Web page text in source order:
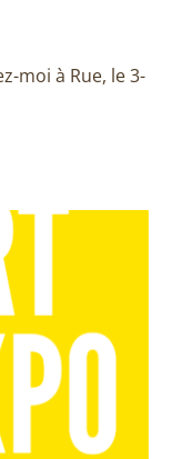
moi à Rue, le 3-